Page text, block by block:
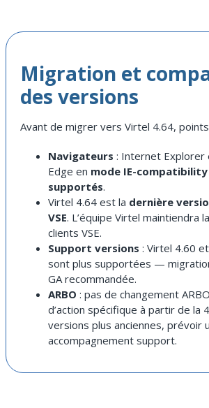
Migration et
des versions
Avant de migrer vers Virtel 4.64,
Navigateurs : Internet
Edge en mode IE-compatibility
supportés.
Virtel 4.64 est la dernière
VSE. L’équipe Virtel maintiendra
clients VSE.
Support versions : Virtel 4.60
sont plus supportées —
GA recommandée.
ARBO : pas de changement
d’action spécifique à partir de la
versions plus anciennes, prévoir
accompagnement support.